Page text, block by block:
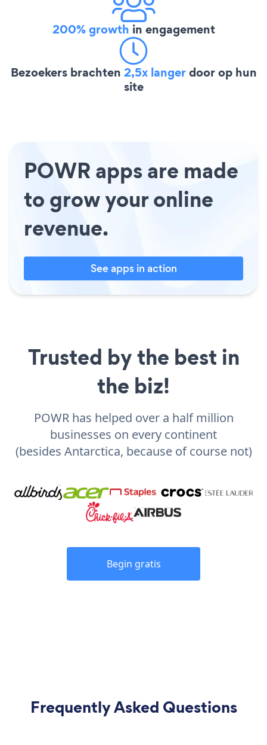
200% growth in engagement
Bezoekers brachten 2,5x langerdoor op hun
site
POWR apps are made
to grow your online
revenue.
See apps in action
Trusted by the best in
the biz!
POWR has helped over a half million
businesses on every continent
(besides Antarctica, because of course not)
Begin gratis
Frequently Asked Questions